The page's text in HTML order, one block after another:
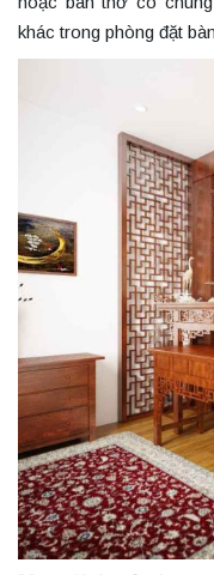
khác trong phòng đặt